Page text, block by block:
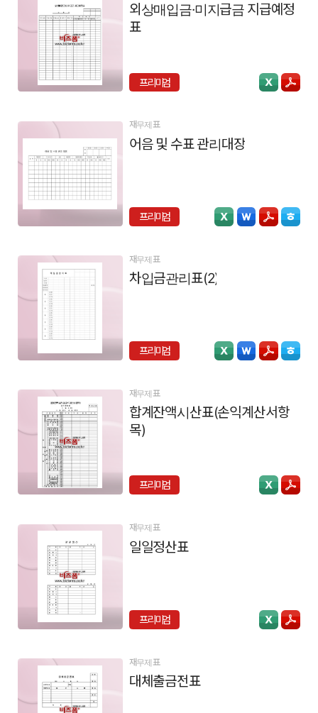
외상매입금·미지급금 지급예정
표
프리미엄
재무제표
어음 및 수표 관리대장
프리미엄
재무제표
차입금관리표(2)
프리미엄
재무제표
합계잔액시산표(손익계산서항
목)
프리미엄
재무제표
일일정산표
프리미엄
재무제표
대체출금전표